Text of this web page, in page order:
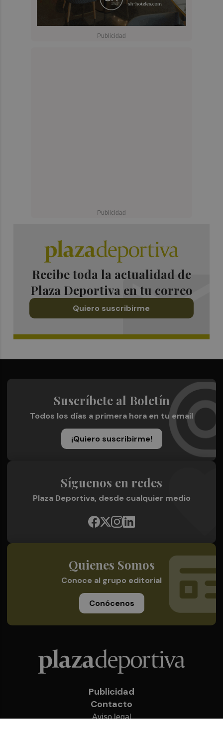
Recibe toda la actualidad de
Plaza Deportiva en tu correo
Quiero suscribirme
Suscríbete al Boletín
Todos los días a primera hora en tu email
¡Quiero suscribirme!
Síguenos en redes
Plaza Deportiva, desde cualquier medio
Quienes Somos
Conoce al grupo editorial
Conócenos
Publicidad
Contacto
Aviso legal